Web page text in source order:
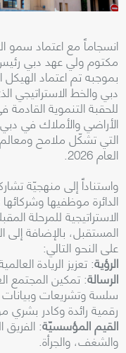
انسجاماً مع اعتماد
بموجبه تم اعتماد
دبي والخط الاستراتيجي
للحقبة التنموية
الأراضي والأملاك في دبي
التي تشكّل ملامح ومعالم
العام 2026.
واستناداً إلى منهجيّة
الدائرة موظفيها
الاستراتيجية للمرحلة
المستقبل، بالإضافة إلى
على النحو التالي:
الرؤية: تعزيز الريادة
الرسالة: تمكين المجتمع
سلسة وتشريعات وبيانات
رقمية رائدة وكادر بشري
القيم المؤسسيّة: الفريق
والشغف، والجرأة.